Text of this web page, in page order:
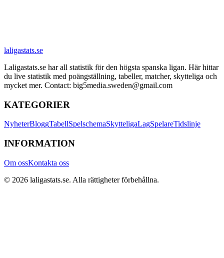
laligastats.se
Laligastats.se har all statistik för den högsta spanska ligan. Här hittar
du live statistik med poängställning, tabeller, matcher, skytteliga och
mycket mer. Contact: big5media.sweden@gmail.com
KATEGORIER
NyheterBloggTabellSpelschemaSkytteligaLagSpelareTidslinje
INFORMATION
Om ossKontakta oss
© 2026 laligastats.se. Alla rättigheter förbehållna.